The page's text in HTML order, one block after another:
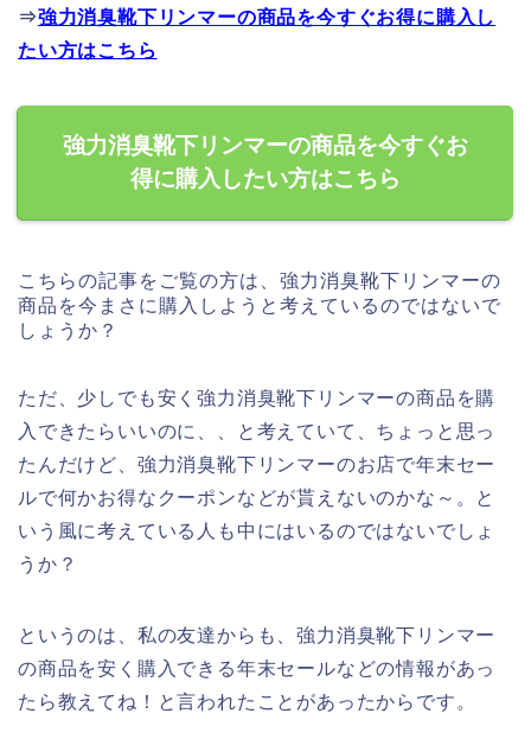
⇒強力消臭靴下リンマーの商品を今すぐお得に購入し
たい方はこちら
強力消臭靴下リンマーの商品を今すぐお
得に購入したい方はこちら
こちらの記事をご覧の方は、強力消臭靴下リンマーの
商品を今まさに購入しようと考えているのではないで
しょうか？
ただ、少しでも安く強力消臭靴下リンマーの商品を購
入できたらいいのに、、と考えていて、ちょっと思っ
たんだけど、強力消臭靴下リンマーのお店で年末セー
ルで何かお得なクーポンなどが貰えないのかな～。と
いう風に考えている人も中にはいるのではないでしょ
うか？
というのは、私の友達からも、強力消臭靴下リンマー
の商品を安く購入できる年末セールなどの情報があっ
たら教えてね！と言われたことがあったからです。